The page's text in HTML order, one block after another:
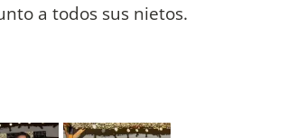
a todos sus nietos.